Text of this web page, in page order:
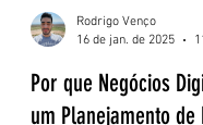
Rodrigo Venço
16 de jan. de 2025